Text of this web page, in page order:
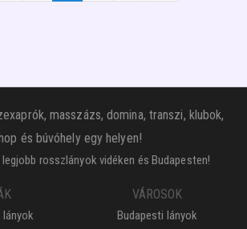
masszázs, domina, transzi, klubok,
és búvóhely egy helyen!
rosszlányok vidéken és Budapesten!
VÁROSOK
Budapesti lányok